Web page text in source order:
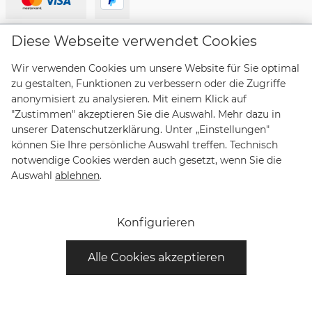
Lieferanten
Vertrag widerrufen
* Alle Preise inkl. gesetzl. Mehrwertsteuer zzgl.
sind versandkostenfrei, Lieferzeiten für andere Länder
entnehmen Sie bitte der Schaltfläche mit den
Diese Webseite verwendet Cookies
Wir verwenden Cookies um unsere Website für Sie optimal
zu gestalten, Funktionen zu verbessern oder die Zugriffe
anonymisiert zu analysieren. Mit einem Klick auf
"Zustimmen" akzeptieren Sie die Auswahl. Mehr dazu in
unserer Datenschutzerklärung. Unter „Einstellungen"
können Sie Ihre persönliche Auswahl treffen. Technisch
notwendige Cookies werden auch gesetzt, wenn Sie die
Auswahl ablehnen.
Konfigurieren
Alle Cookies akzeptieren